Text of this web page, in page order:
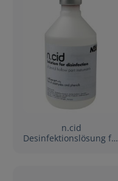
n.cid
Desinfektionslösung für